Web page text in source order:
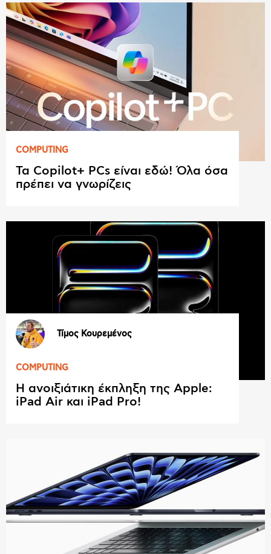
COMPUTING
Τα Copilot+ PCs είναι εδώ! Όλα όσα
πρέπει να γνωρίζεις
Τίμος Κουρεμένος
COMPUTING
Η ανοιξιάτικη έκπληξη της Apple:
iPad Air και iPad Pro!